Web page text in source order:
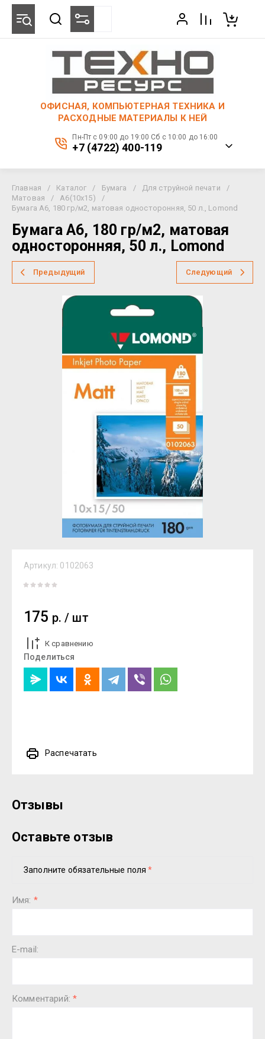
ОФИСНАЯ, КОМПЬЮТЕРНАЯ ТЕХНИКА И
РАСХОДНЫЕ МАТЕРИАЛЫ К НЕЙ
Пн-Пт с 09:00 до 19:00 Сб с 10:00 до 16:00
+7 (4722) 400-119
Главная / Каталог / Бумага / Для струйной печати
/
Матовая
/ A6(10x15)
/
Бумага A6, 180 гр/м2, матовая односторонняя, 50 л., Lomond
Бумага A6, 180 гр/м2, матовая
односторонняя, 50 л., Lomond
Предыдущий Следующий
Артикул: 0102063
175 р. / шт
К сравнению
Поделиться
Распечатать
Отзывы
Оставьте отзыв
Заполните обязательные поля*
Имя: *
E-mail:
Комментарий:*